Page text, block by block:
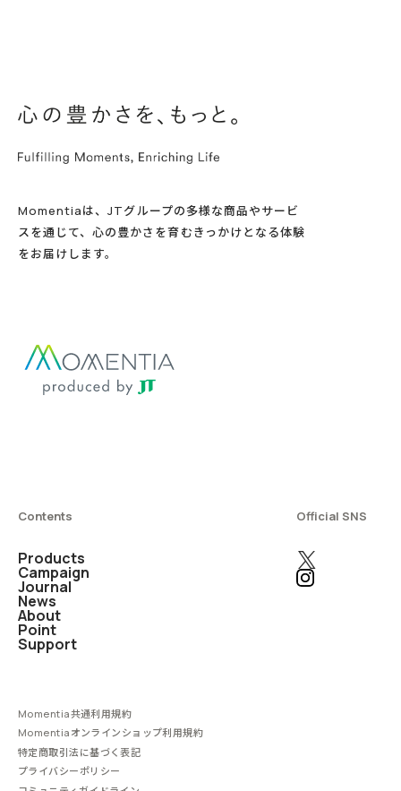
Momentiaは、JTグループの多様な商品やサービ
スを通じて、心の豊かさを育むきっかけとなる体験
をお届けします。
Contents
Products
Campaign
Journal
News
About
Point
Support
Official SNS
Momentia共通利用規約
Momentiaオンラインショップ利用規約
特定商取引法に基づく表記
プライバシーポリシー